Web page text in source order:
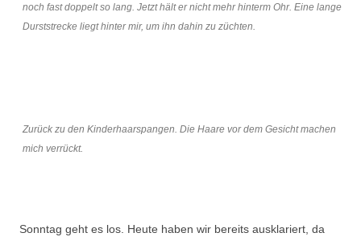
noch fast doppelt so lang. Jetzt hält er nicht mehr hinterm Ohr. Eine lange
Durststrecke liegt hinter mir, um ihn dahin zu züchten.
Zurück zu den Kinderhaarspangen. Die Haare vor dem Gesicht machen
mich verrückt.
Sonntag geht es los. Heute haben wir bereits ausklariert, da